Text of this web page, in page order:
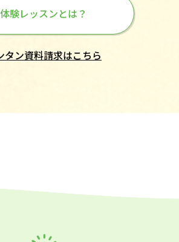
体験レッスンとは？
タン資料請求はこちら